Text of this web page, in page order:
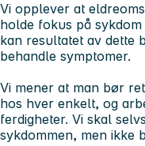
Vi opplever at
holde fokus på
kan resultatet av dette
behandle symptomer.
Vi mener at man bør
hos hver enkelt, og
ferdigheter. Vi skal
sykdommen, men ikke